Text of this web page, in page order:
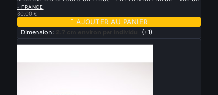
- FRANCE
80,00 €
 AJOUTER AU PANIER
Dimension: 2.7 cm environ par individu (+1)
Nouveau